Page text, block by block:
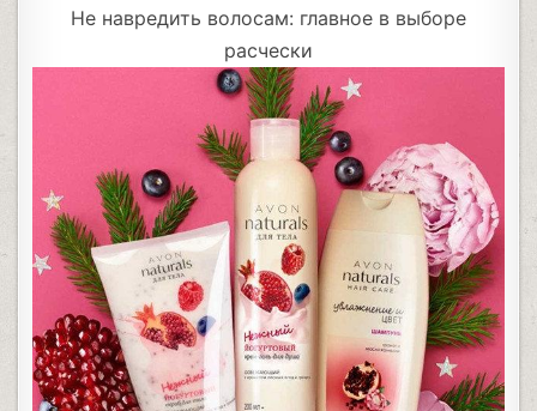
Не навредить волосам: главное в выборе
расчески